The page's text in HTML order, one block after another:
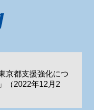
京都支援強化につ
（2022年12月2